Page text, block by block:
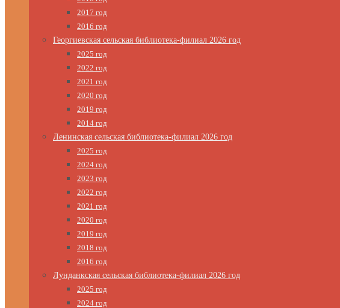
2017 год
2016 год
Георгиевская сельская библиотека-филиал 2026 год
2025 год
2022 год
2021 год
2020 год
2019 год
2014 год
Ленинская сельская библиотека-филиал 2026 год
2025 год
2024 год
2023 год
2022 год
2021 год
2020 год
2019 год
2018 год
2016 год
Лунданкская сельская библиотека-филиал 2026 год
2025 год
2024 год